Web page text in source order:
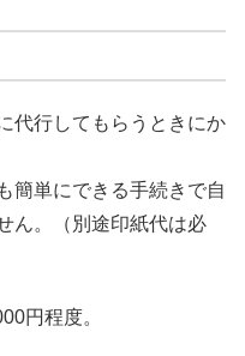
代行してもらうときにか
簡単にできる手続きで自
ん。（別途印紙代は必
円程度。